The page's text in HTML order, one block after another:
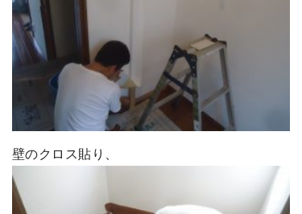
壁のクロス貼り、